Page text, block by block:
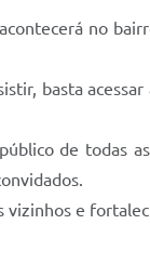
no
basta
de todas
vizinhos e